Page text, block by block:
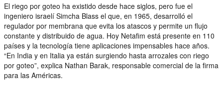
El riego por goteo ha existido desde hace siglos, pero fue el
ingeniero israelí Simcha Blass el que, en 1965, desarrolló el
regulador por membrana que evita los atascos y permite un flujo
constante y distribuido de agua. Hoy Netafim está presente en 110
países y la tecnología tiene aplicaciones impensables hace años.
“En India y en Italia ya están surgiendo hasta arrozales con riego
por goteo”, explica Nathan Barak, responsable comercial de la firma
para las Américas.